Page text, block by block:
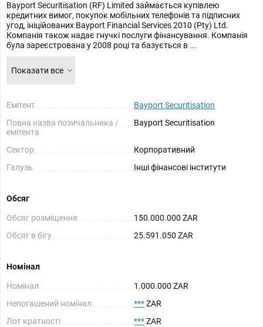
Bayport Securitisation (RF) Limited займається купівлею
кредитних вимог, покупок мобільних телефонів та підписних
угод, ініційованих Bayport Financial Services 2010 (Pty) Ltd.
Компанія також надає гнучкі послуги фінансування. Компанія
була зареєстрована у 2008 році та базується в ...
Показати все
Емітент
Bayport Securitisation
Повна назва позичальника /
емітента
Bayport Securitisation
Сектор
Корпоративний
Галузь
Інші фінансові інститути
Обсяг
Обсяг розміщення
150.000.000 ZAR
Обсяг в бігу
25.591.050 ZAR
Номінал
Номінал
1.000.000 ZAR
Непогашений номінал
***ZAR
Лот кратності
***ZAR